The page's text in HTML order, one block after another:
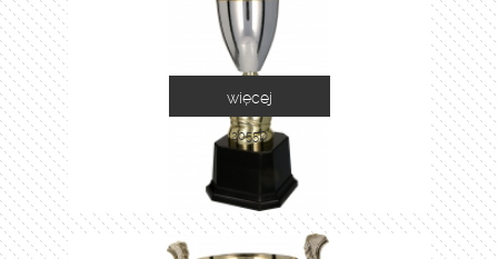
2055D
więcej